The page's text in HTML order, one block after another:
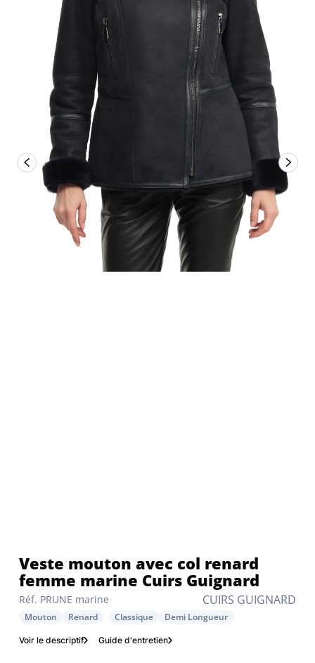
CUIRS GUIGNARD
Réf. PRUNE marine
Veste mouton avec col renard
femme marine Cuirs Guignard
Mouton Renard Classique Demi Longueur
Voir le descriptif Guide d'entretien